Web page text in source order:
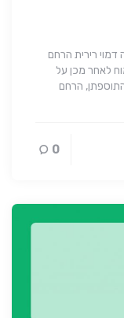
דמוי רירית הרחם
לאחר מכן על
הרחם
0